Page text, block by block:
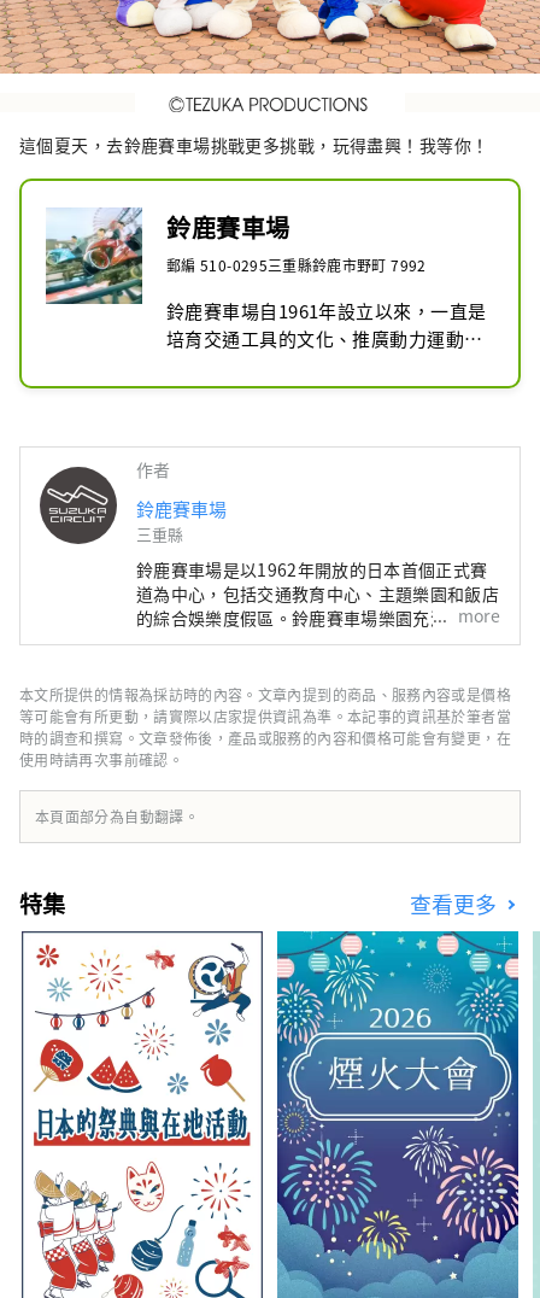
這個夏天，去鈴鹿賽車場挑戰更多挑戰，玩得盡興！我等你！
鈴鹿賽車場
郵編 510-0295三重縣鈴鹿市野町 7992
鈴鹿賽車場自1961年設立以來，一直是
培育交通工具的文化、推廣動力運動和
始人本田宗一郎的汽車製造信念「汽車
於 1962 年作為日本第一個全面賽車場
開業。該設施以藤澤武夫的理念為基
礎，還設有一個汽車遊樂園，顧客可以
自己駕駛汽車，該設施已有 60 年的歷
史。目前，我們透過產學官合作開發產
品並利用當地的傳統和材料為當地經濟
做出貢獻。
設施，從0歲兒童可以乘坐的遊樂設
施，到3歲兒童可以自行操作的遊樂設
施，甚至還有成人可以體驗正式動力運
家庭露營的各種客房類型，以及即使是
第一次入住的人也可以安心享受的鈴鹿
之所。歡迎來到鈴鹿賽車場，感受交通
工具的文化和日本中部的魅力。
作者
鈴鹿賽車場
三重縣
鈴鹿賽車場是以1962年開放的日本首個正式賽
道為中心，包括交通教育中心、主題樂園和飯店
的綜合娛樂度假區。鈴鹿賽車場樂園充滿了各個
年齡層的人都可以享受的景點，從0歲兒童可以
人可以體驗正式動力運動遊樂設施的設施，應有
盡有。此外，在鈴鹿賽車場酒店，您可以體驗結
合當地食材和傳統烹飪方法的餐廳、使用三重縣
木材和當地特色的天然溫泉，您可以使用這些設
施放鬆身心；還有以交通工具為主題的各種客
房；甚至還有家庭露營體驗，即使是第一次來的
more
本文所提供的情報為採訪時的內容。文章內提到的商品、服務內容或是價格
等可能會有所更動，請實際以店家提供資訊為準。本記事的資訊基於筆者當
時的調查和撰寫。文章發佈後，產品或服務的內容和價格可能會有變更，在
使用時請再次事前確認。
本頁面部分為自動翻譯。
特集 查看更多